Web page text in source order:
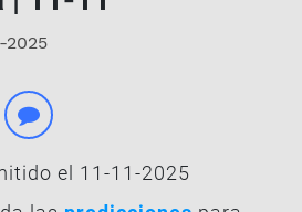
2025
el 11-11-2025